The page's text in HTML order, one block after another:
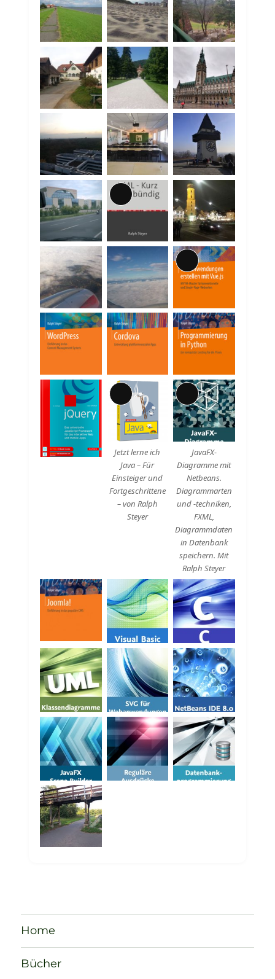
Lange
Beschreibung
Lange
Beschreibung
Lange
Beschreibung
Jetzt lerne ich
Java – Für
Einsteiger und
Fortgeschrittene
– von Ralph
Steyer
Lange
Beschreibung
JavaFX-
Diagramme mit
Netbeans.
Diagrammarten
und -techniken,
FXML,
Diagrammdaten
in Datenbank
speichern. Mit
Ralph Steyer
Home
Bücher